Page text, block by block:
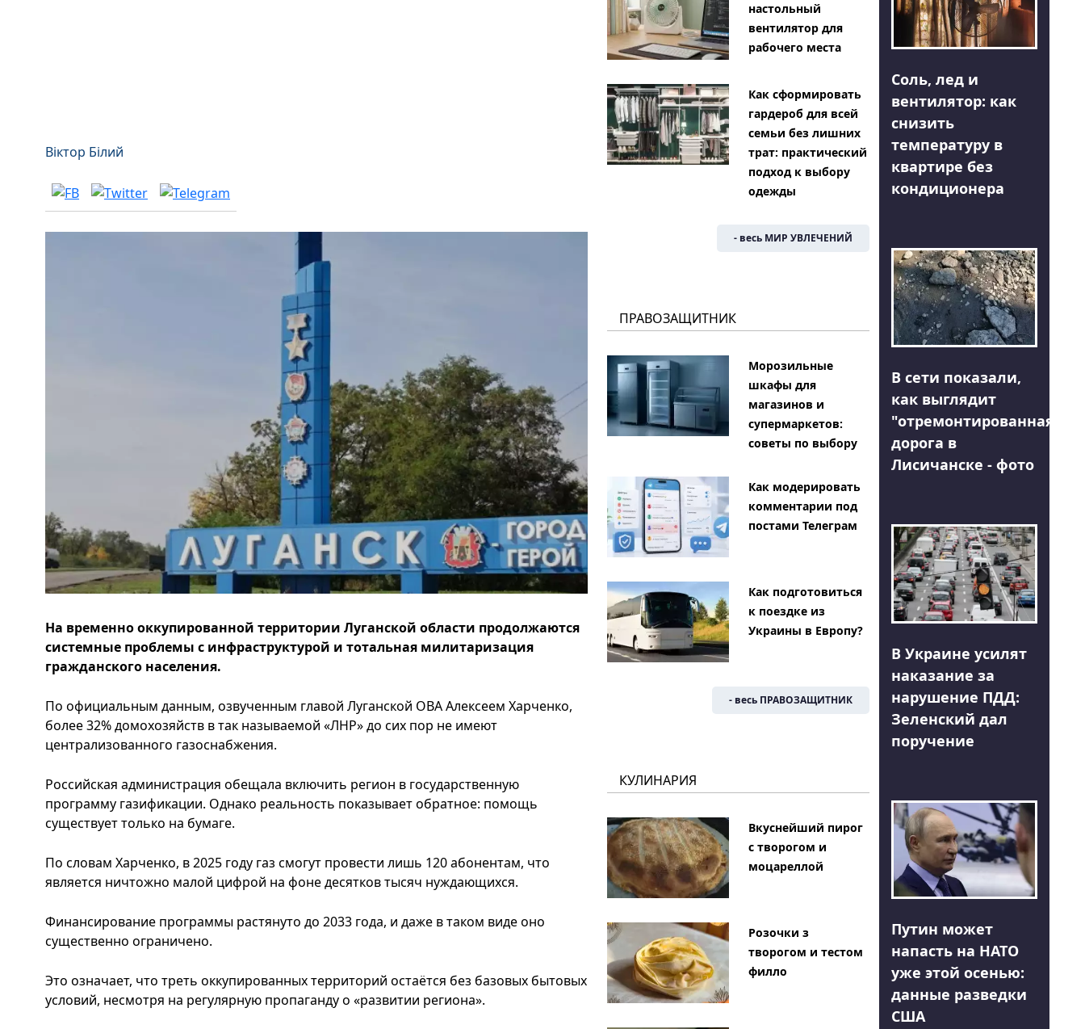
Віктор Білий
На временно оккупированной территории Луганской области продолжаются
системные проблемы с инфраструктурой и тотальная милитаризация
гражданского населения.
По официальным данным, озвученным главой Луганской ОВА Алексеем Харченко,
более 32% домохозяйств в так называемой «ЛНР» до сих пор не имеют
централизованного газоснабжения.
Российская администрация обещала включить регион в государственную
программу газификации. Однако реальность показывает обратное: помощь
существует только на бумаге.
По словам Харченко, в 2025 году газ смогут провести лишь 120 абонентам, что
является ничтожно малой цифрой на фоне десятков тысяч нуждающихся.
Финансирование программы растянуто до 2033 года, и даже в таком виде оно
существенно ограничено.
Это означает, что треть оккупированных территорий остаётся без базовых бытовых
условий, несмотря на регулярную пропаганду о «развитии региона».
настольный
вентилятор для
рабочего места
Как сформировать
гардероб для всей
семьи без лишних
трат: практический
подход к выбору
одежды
- весь МИР УВЛЕЧЕНИЙ
ПРАВОЗАЩИТНИК
Морозильные
шкафы для
магазинов и
супермаркетов:
советы по выбору
Как модерировать
комментарии под
постами Телеграм
Как подготовиться
к поездке из
Украины в Европу?
- весь ПРАВОЗАЩИТНИК
КУЛИНАРИЯ
Вкуснейший пирог
с творогом и
моцареллой
Розочки з
творогом и тестом
филло
Соль, лед и
вентилятор: как
снизить
температуру в
квартире без
кондиционера
В сети показали,
как выглядит
"отремонтированная"
дорога в
Лисичанске - фото
В Украине усилят
наказание за
нарушение ПДД:
Зеленский дал
поручение
Путин может
напасть на НАТО
уже этой осенью:
данные разведки
США